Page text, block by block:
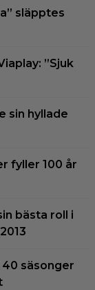
släpptes
”Sjuk
sin hyllade
fyller 100 år
bästa roll i
säsonger